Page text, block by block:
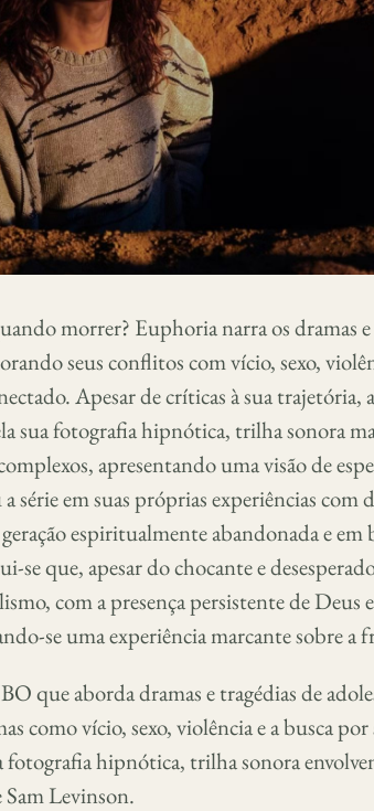
morrer? Euphoria narra os dramas
seus conflitos com vício, sexo,
Apesar de críticas à sua trajetória,
sua fotografia hipnótica, trilha sonora
apresentando uma visão de
série em suas próprias experiências com
espiritualmente abandonada e em
se que, apesar do chocante e
com a presença persistente de Deus
se uma experiência marcante sobre a
que aborda dramas e tragédias de
como vício, sexo, violência e a busca
fotografia hipnótica, trilha sonora
Levinson.